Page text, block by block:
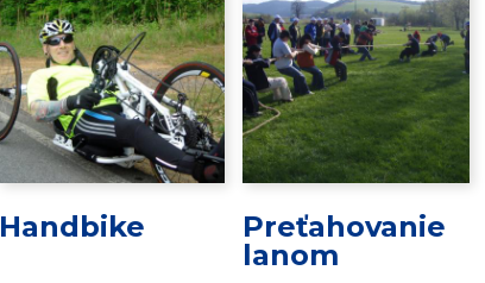
Handbike
Preťahovanie
lanom